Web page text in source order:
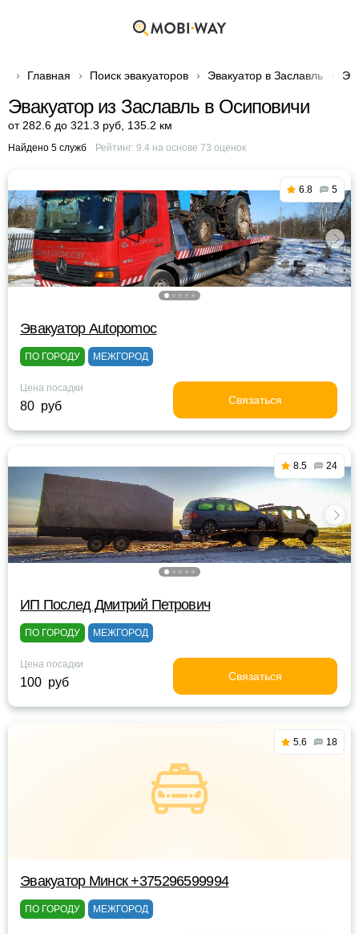
Главная Поиск эвакуаторов Эвакуатор в Заславль
Эвакуатор из Заславль в Осиповичи
от 282.6 до 321.3 руб 135.2 км
Найдено 5 служб Рейтинг: 9.4на основе 73 оценок
6.8 5
Эвакуатор Autopomoc
ПО ГОРОДУ МЕЖГОРОД
Цена посадки
80 руб Связаться
8.5 24
ИП Послед Дмитрий Петрович
ПО ГОРОДУ МЕЖГОРОД
Цена посадки
100 руб Связаться
5.6 18
Эвакуатор Минск +375296599994
ПО ГОРОДУ МЕЖГОРОД